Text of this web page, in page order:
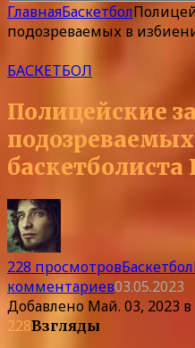
ГлавнаяБаскетбол
подозреваемых в
БАСКЕТБОЛ
Полицейские
228 просмотровБаскетбол
комментариев03.05.2023
Добавлено Май. 03, 2023 в
228Взгляды